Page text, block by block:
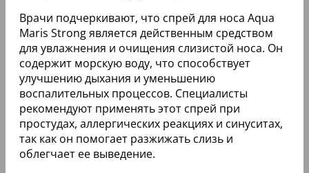
Врачи подчеркивают, что спрей для носа Aqua
Maris Strong является действенным средством
для увлажнения и очищения слизистой носа. Он
содержит морскую воду, что способствует
улучшению дыхания и уменьшению
воспалительных процессов. Специалисты
рекомендуют применять этот спрей при
простудах, аллергических реакциях и синуситах,
так как он помогает разжижать слизь и
облегчает ее выведение.